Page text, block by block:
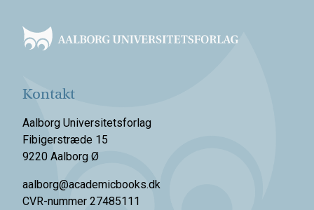
Kontakt
Aalborg Universitetsforlag
Fibigerstræde 15
9220 Aalborg Ø
aalborg@academicbooks.dk
CVR-nummer 27485111